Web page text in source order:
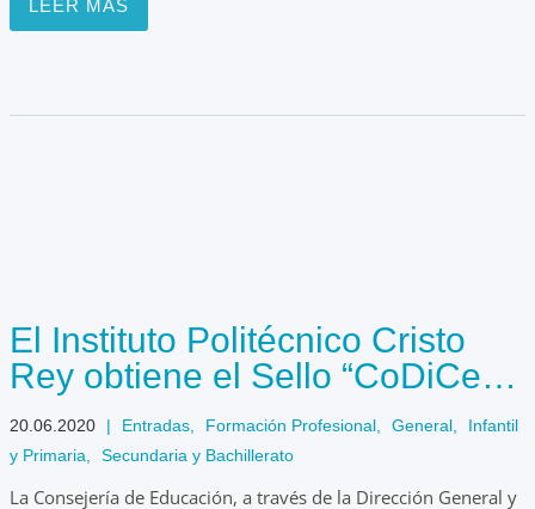
LEER MÁS
El Instituto Politécnico Cristo
Rey obtiene el Sello “CoDiCe
TIC” de Nivel Avanzado
20.06.2020 | Entradas, Formación Profesional, General,
Infantil
y Primaria, Secundaria y Bachillerato
La Consejería de Educación, a través de la Dirección General y